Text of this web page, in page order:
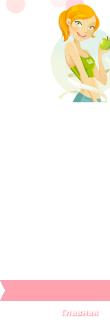
Главная